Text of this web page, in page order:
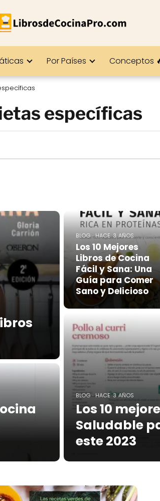
Por Países Conceptos
específicas
BLOG · HACE 3 AÑOS
Los 10 Mejores
Libros de Cocina
Fácil y Sana: Una
Guía para Comer
Sano y Delicioso
BLOG · HACE 3 AÑOS
Los 10
Saludable
este 2023